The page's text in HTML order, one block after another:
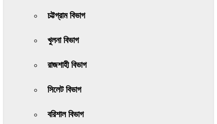
চট্টগ্রাম বিভাগ
খুলনা বিভাগ
রাজশাহী বিভাগ
সিলেট বিভাগ
বরিশাল বিভাগ